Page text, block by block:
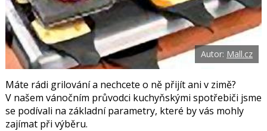
F
a
c
e
b
o
o
k
s
í
i
Autor: Mall.cz
Máte rádi grilování a nechcete o ně přijít ani v zimě?
V našem vánočním průvodci kuchyňskými spotřebiči jsme
se podívali na základní parametry, které by vás mohly
zajímat při výběru.